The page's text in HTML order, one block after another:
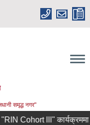
समृद्ध नगर"
Cohort lll" कार्यक्रममा